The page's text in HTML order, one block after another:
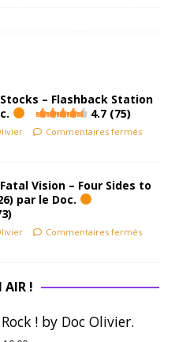
– Flashback Station
4.7 (75)
Commentaires fermés
Vision – Four Sides to
par le Doc.
Commentaires fermés
AIR !
! by Doc Olivier.